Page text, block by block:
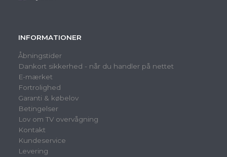
INFORMATIONER
Åbningstider
Dankort sikkerhed - når du handler på nettet
E-mærket
Fortrolighed
Garanti & købelov
Betingelser
Lov om TV overvågning
Kontakt
Kundeservice
Levering